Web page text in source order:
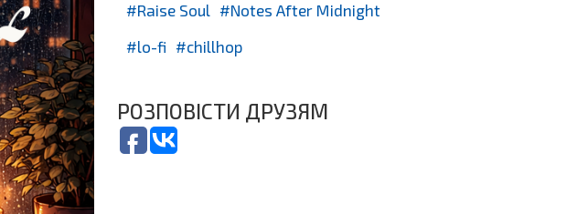
Raise Soul
Notes After Midnight
lo-fi
chillhop
РОЗПОВІСТИ ДРУЗЯМ